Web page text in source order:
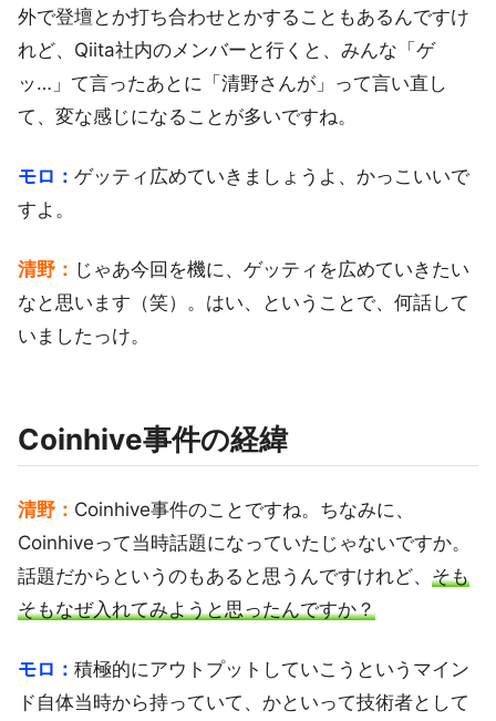
外で登壇とか打ち合わせとかすることもあるんですけ
れど、Qiita社内のメンバーと行くと、みんな「ゲ
ッ…」て言ったあとに「清野さんが」って言い直し
て、変な感じになることが多いですね。
モロ： ゲッティ広めていきましょうよ、かっこいいで
すよ。
清野： じゃあ今回を機に、ゲッティを広めていきたい
なと思います（笑）。はい、ということで、何話して
いましたっけ。
Coinhive事件の経緯
清野： Coinhive事件のことですね。ちなみに、
Coinhiveって当時話題になっていたじゃないですか。
話題だからというのもあると思うんですけれど、 そも
そもなぜ入れてみようと思ったんですか？
モロ： 積極的にアウトプットしていこうというマイン
ド自体当時から持っていて、かといって技術者として